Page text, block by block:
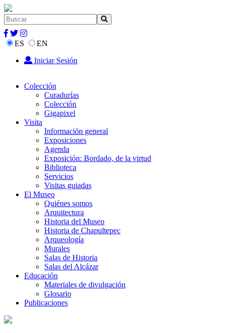
ES
EN
Iniciar Sesión
Colección
Curadurías
Colección
Gigapixel
Visita
Información general
Exposiciones
Agenda
Exposición: Bordado, de la virtud
Biblioteca
Servicios
Visitas guiadas
El Museo
Quiénes somos
Arquitectura
Historia del Museo
Historia de Chapultepec
Arqueología
Murales
Salas de Historia
Salas del Alcázar
Educación
Materiales de divulgación
Glosario
Publicaciones